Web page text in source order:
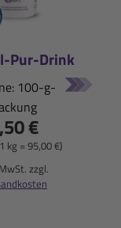
Pur-Drink
100-g-
€
kg = 95,00 €)
zzgl.